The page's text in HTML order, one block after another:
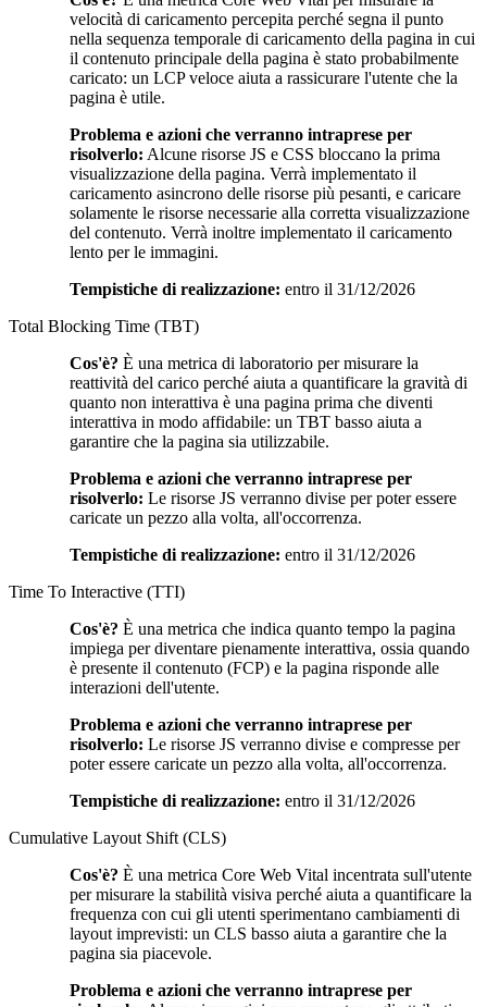
velocità di caricamento percepita perché segna il punto
nella sequenza temporale di caricamento della pagina in cui
il contenuto principale della pagina è stato probabilmente
caricato: un LCP veloce aiuta a rassicurare l'utente che la
pagina è utile.
Problema e azioni che verranno intraprese per
risolverlo: Alcune risorse JS e CSS bloccano la prima
visualizzazione della pagina. Verrà implementato il
caricamento asincrono delle risorse più pesanti, e caricare
solamente le risorse necessarie alla corretta visualizzazione
del contenuto. Verrà inoltre implementato il caricamento
lento per le immagini.
Tempistiche di realizzazione: entro il 31/12/2026
Total Blocking Time (TBT)
Cos'è? È una metrica di laboratorio per misurare la
reattività del carico perché aiuta a quantificare la gravità di
quanto non interattiva è una pagina prima che diventi
interattiva in modo affidabile: un TBT basso aiuta a
garantire che la pagina sia utilizzabile.
Problema e azioni che verranno intraprese per
risolverlo: Le risorse JS verranno divise per poter essere
caricate un pezzo alla volta, all'occorrenza.
Tempistiche di realizzazione: entro il 31/12/2026
Time To Interactive (TTI)
Cos'è? È una metrica che indica quanto tempo la pagina
impiega per diventare pienamente interattiva, ossia quando
è presente il contenuto (FCP) e la pagina risponde alle
interazioni dell'utente.
Problema e azioni che verranno intraprese per
risolverlo: Le risorse JS verranno divise e compresse per
poter essere caricate un pezzo alla volta, all'occorrenza.
Tempistiche di realizzazione: entro il 31/12/2026
Cumulative Layout Shift (CLS)
Cos'è? È una metrica Core Web Vital incentrata sull'utente
per misurare la stabilità visiva perché aiuta a quantificare la
frequenza con cui gli utenti sperimentano cambiamenti di
layout imprevisti: un CLS basso aiuta a garantire che la
pagina sia piacevole.
Problema e azioni che verranno intraprese per